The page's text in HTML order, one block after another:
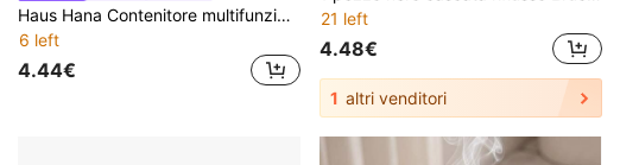
Haus Hana Contenitore multifunzionale e creativo, può essere utilizzato come portacandele o barattolo portaoggetti, accessorio di arredamento di stile per la casa
6 left
4.44€
21 left
4.48€
1 altri venditori